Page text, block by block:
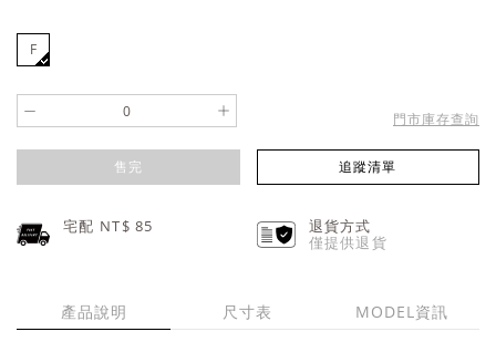
F
- + 門市庫存查詢
售完 追蹤清單
宅配 NT$85
退貨方式
僅提供退貨
產品說明 尺寸表 MODEL資訊